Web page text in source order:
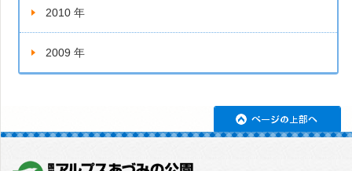
2010 年
2009 年